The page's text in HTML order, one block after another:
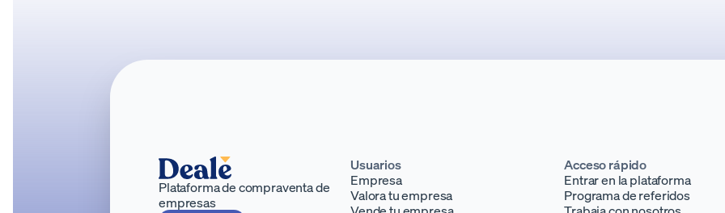
Plataforma de compraventa de
empresas
Usuarios
Empresa
Valora tu empresa
Acceso rápido
Entrar en la plataforma
Programa de referidos